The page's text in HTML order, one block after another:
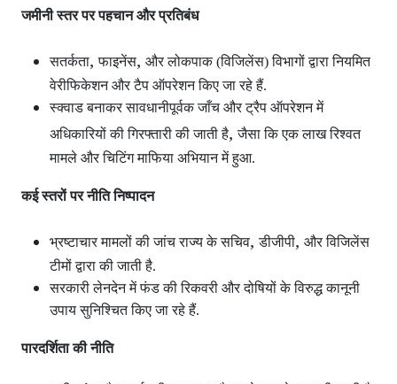
जमीनी स्तर पर पहचान और प्रतिबंध
सतर्कता,फाइनेंस, और लोकपाक (विजिलेंस) विभागों द्वारा नियमित
वेरीफिकेशन और टैप ऑपरेशन किए जा रहे हैं.
स्क्वाड बनाकर सावधानीपूर्वक जाँच और ट्रैप ऑपरेशन में
अधिकारियों की गिरफ्तारी की जाती है,जैसा कि एक लाख रिश्वत
मामले और चिटिंग माफिया अभियान में हुआ.
कई स्तरों पर नीति निष्पादन
भ्रष्टाचार मामलों की जांच राज्य के सचिव,डीजीपी, और विजिलेंस
टीमों द्वारा की जाती है.
सरकारी लेनदेन में फंड की रिकवरी और दोषियों के विरुद्ध कानूनी
उपाय सुनिश्चित किए जा रहे हैं.
पारदर्शिता की नीति